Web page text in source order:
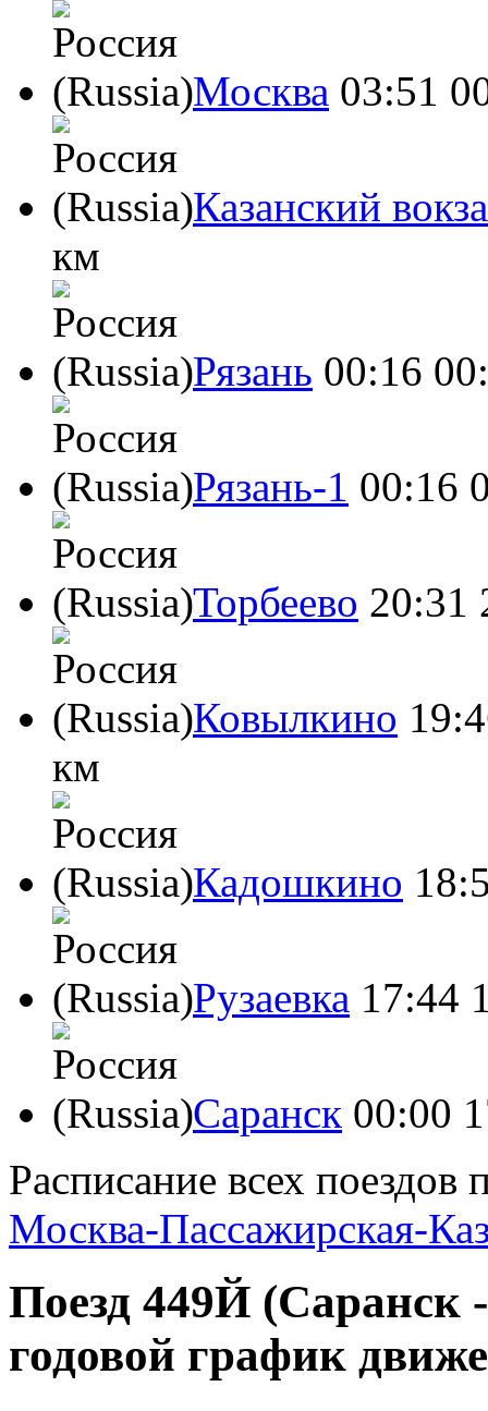
Москва 03:51
Казанский
км
Рязань 00:16
Рязань-1 00:16
Торбеево 20:31
Ковылкино
км
Кадошкино
Рузаевка 17:44
Саранск 00:00
Расписание всех
Москва-Пассажирская-
Поезд 449Й (Саранск
годовой график